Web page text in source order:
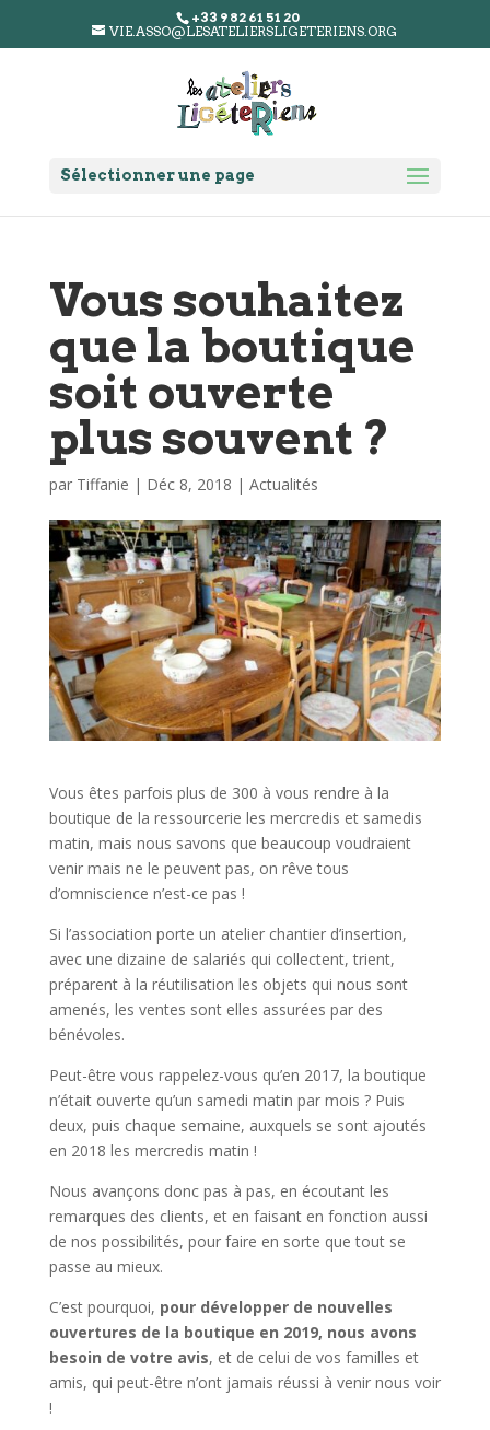
+33 9 82 61 51 20
VIE.ASSO@LESATELIERSLIGETERIENS.ORG
Sélectionner une page
Vous souhaitez
que la boutique
soit ouverte
plus souvent ?
par Tiffanie | Déc 8, 2018 | Actualités
Vous êtes parfois plus de 300 à vous rendre à la
boutique de la ressourcerie les mercredis et samedis
matin, mais nous savons que beaucoup voudraient
venir mais ne le peuvent pas, on rêve tous
d’omniscience n’est-ce pas !
Si l’association porte un atelier chantier d’insertion,
avec une dizaine de salariés qui collectent, trient,
préparent à la réutilisation les objets qui nous sont
amenés, les ventes sont elles assurées par des
bénévoles.
Peut-être vous rappelez-vous qu’en 2017, la boutique
n’était ouverte qu’un samedi matin par mois ? Puis
deux, puis chaque semaine, auxquels se sont ajoutés
en 2018 les mercredis matin !
Nous avançons donc pas à pas, en écoutant les
remarques des clients, et en faisant en fonction aussi
de nos possibilités, pour faire en sorte que tout se
passe au mieux.
C’est pourquoi, pour développer de nouvelles
ouvertures de la boutique en 2019, nous avons
besoin de votre avis, et de celui de vos familles et
amis, qui peut-être n’ont jamais réussi à venir nous voir
!